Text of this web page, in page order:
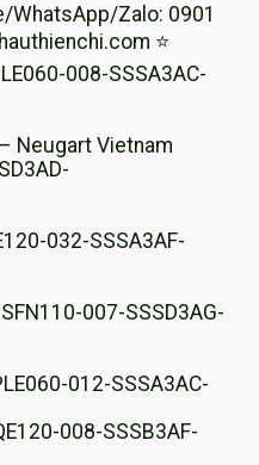
WhatsApp/Zalo: 0901
⭐
008-SSSA3AC-
Neugart Vietnam
032-SSSA3AF-
007-SSSD3AG-
012-SSSA3AC-
008-SSSB3AF-